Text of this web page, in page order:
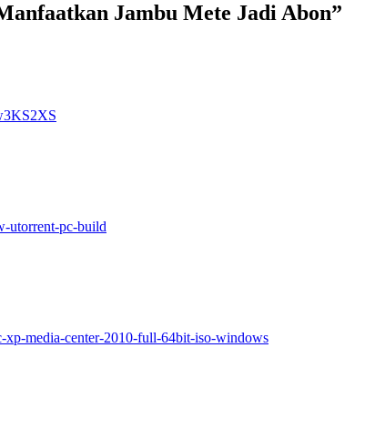
Jambu Mete Jadi Abon”
utorrent-pc-build
xp-media-center-2010-full-64bit-iso-windows